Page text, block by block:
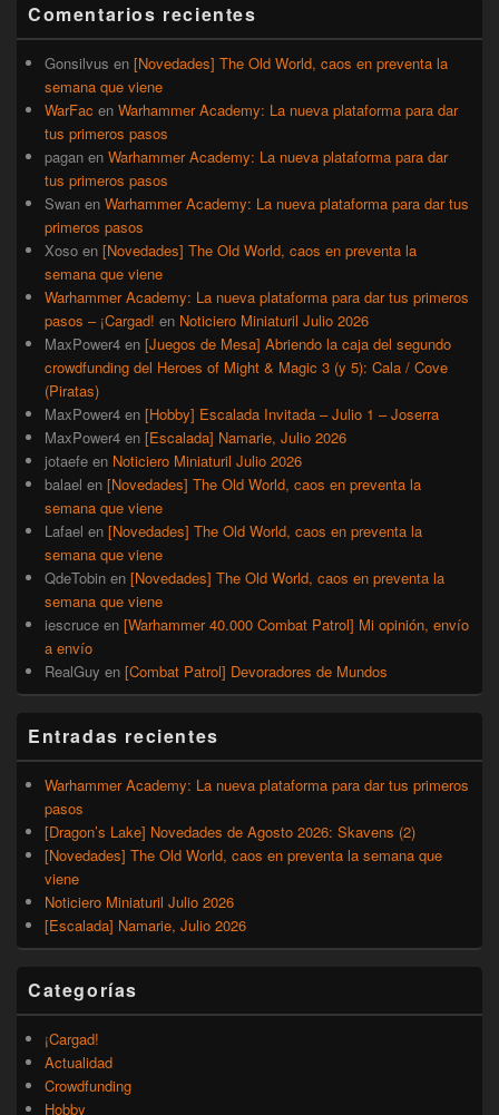
lateral
primaria
Comentarios recientes
Gonsilvus en [Novedades] The Old World, caos en preventa la
semana que viene
WarFac en Warhammer Academy: La nueva plataforma para dar
tus primeros pasos
pagan en Warhammer Academy: La nueva plataforma para dar
tus primeros pasos
Swan en Warhammer Academy: La nueva plataforma para dar tus
primeros pasos
Xoso en [Novedades] The Old World, caos en preventa la
semana que viene
Warhammer Academy: La nueva plataforma para dar tus primeros
pasos – ¡Cargad! en Noticiero Miniaturil Julio 2026
MaxPower4 en [Juegos de Mesa] Abriendo la caja del segundo
crowdfunding del Heroes of Might & Magic 3 (y 5): Cala / Cove
(Piratas)
MaxPower4 en [Hobby] Escalada Invitada – Julio 1 – Joserra
MaxPower4 en [Escalada] Namarie, Julio 2026
jotaefe en Noticiero Miniaturil Julio 2026
balael en [Novedades] The Old World, caos en preventa la
semana que viene
Lafael en [Novedades] The Old World, caos en preventa la
semana que viene
QdeTobin en [Novedades] The Old World, caos en preventa la
semana que viene
iescruce en [Warhammer 40.000 Combat Patrol] Mi opinión, envío
a envío
RealGuy en [Combat Patrol] Devoradores de Mundos
Entradas recientes
Warhammer Academy: La nueva plataforma para dar tus primeros
pasos
[Dragon’s Lake] Novedades de Agosto 2026: Skavens (2)
[Novedades] The Old World, caos en preventa la semana que
viene
Noticiero Miniaturil Julio 2026
[Escalada] Namarie, Julio 2026
Categorías
¡Cargad!
Actualidad
Crowdfunding
Hobby